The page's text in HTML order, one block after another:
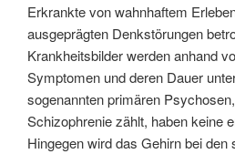
Erkrankte von wahnhaftem
ausgeprägten Denkstörungen
Krankheitsbilder werden anhand
Symptomen und deren Dauer
sogenannten primären
Schizophrenie zählt, haben keine
Hingegen wird das Gehirn bei den